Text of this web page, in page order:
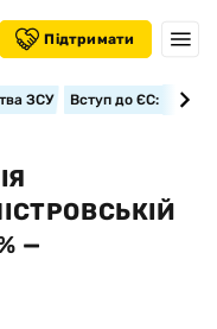
Підтримати
ЗСУ Вступ до ЄС:
—